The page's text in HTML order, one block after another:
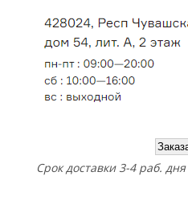
Срок доставки 3-4 раб. дня